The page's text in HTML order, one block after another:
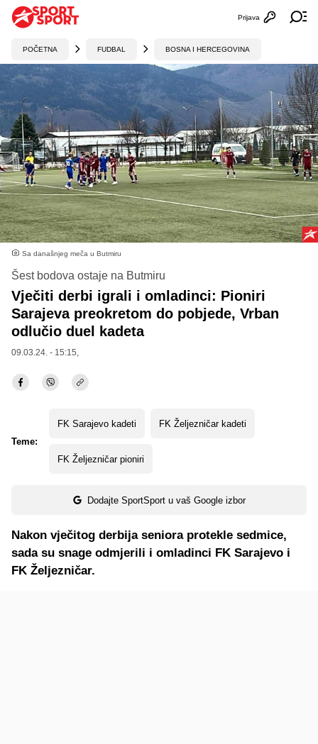
Otvori
Prijava
POČETNA FUDBAL BOSNA I HERCEGOVINA
Sa današnjeg meča u Butmiru
Šest bodova ostaje na Butmiru
Vječiti derbi igrali i omladinci: Pioniri
Sarajeva preokretom do pobjede, Vrban
odlučio duel kadeta
09.03.24. - 15:15,
Teme:
FK Sarajevo kadeti FK Željezničar kadeti
FK Željezničar pioniri
Dodajte SportSport u vaš Google izbor
Nakon vječitog derbija seniora protekle sedmice,
sada su snage odmjerili i omladinci FK Sarajevo i
FK Željezničar.